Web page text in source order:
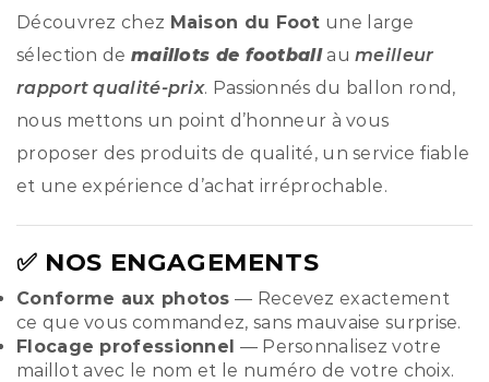
Découvrez chez Maison du Foot une large
sélection de maillots de footballaumeilleur
rapport qualité-prix. Passionnés du ballon rond,
nous mettons un point d’honneur à vous
proposer des produits de qualité, un service fiable
et une expérience d’achat irréprochable.
✅ NOS ENGAGEMENTS
Conforme aux photos — Recevez exactement
ce que vous commandez, sans mauvaise surprise.
Flocage professionnel — Personnalisez votre
maillot avec le nom et le numéro de votre choix.